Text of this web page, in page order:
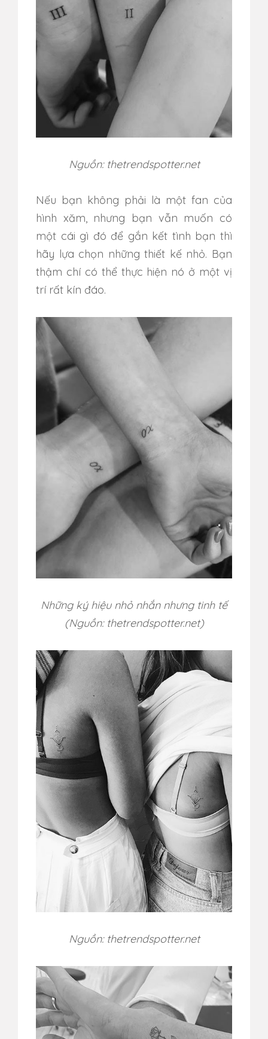
Nguồn: thetrendspotter.net
Nếu bạn không phải là một fan của
hình xăm, nhưng bạn vẫn muốn có
một cái gì đó để gắn kết tình bạn thì
hãy lựa chọn những thiết kế nhỏ. Bạn
thậm chí có thể thực hiện nó ở một vị
trí rất kín đáo.
Những ký hiệu nhỏ nhắn nhưng tinh tế
(Nguồn: thetrendspotter.net)
Nguồn: thetrendspotter.net